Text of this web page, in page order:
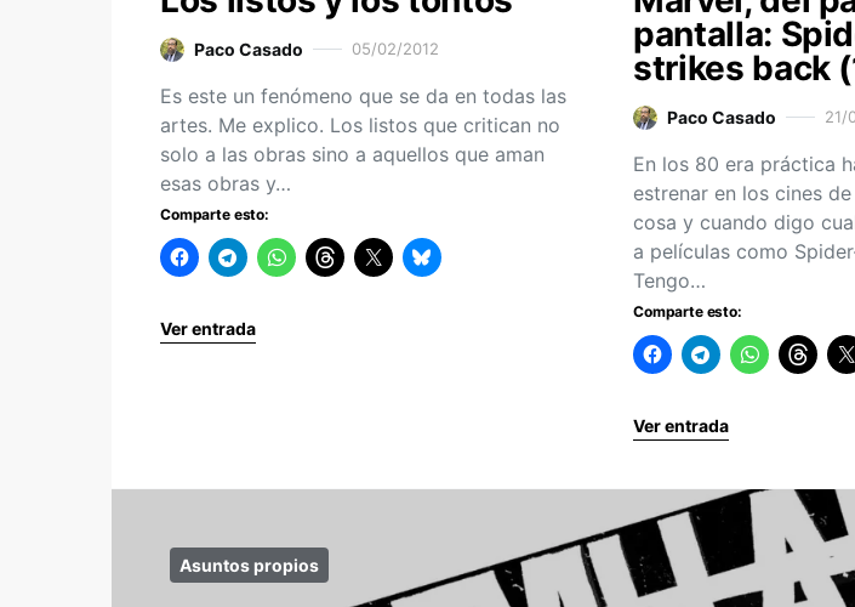
Paco Casado 05/02/2012
Es este un fenómeno que se da en todas las
artes. Me explico. Los listos que critican no
solo a las obras sino a aquellos que aman
esas obras y…
Comparte esto:
Ver entrada
pantalla:
strikes back
Paco Casado 21/
En los 80 era práctica
estrenar en los cines
cosa y cuando digo
a películas como
Tengo…
Comparte esto:
Ver entrada
Asuntos propios